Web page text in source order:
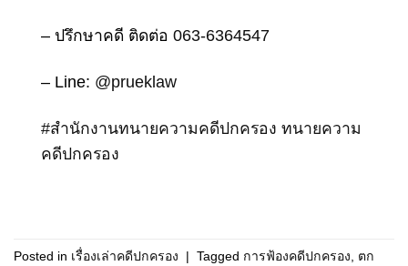
– ปรึกษาคดี ติดต่อ 063-6364547
– Line: @prueklaw
#สำนักงานทนายความคดีปกครอง ทนายความ
คดีปกครอง
Posted in เรื่องเล่าคดีปกครอง | Tagged การฟ้องคดีปกครอง ตก